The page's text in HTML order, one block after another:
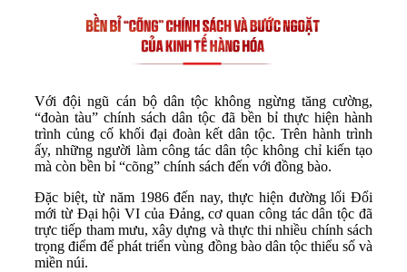
Với đội ngũ cán bộ dân tộc không ngừng tăng cường,
“đoàn tàu” chính sách dân tộc đã bền bỉ thực hiện hành
trình củng cố khối đại đoàn kết dân tộc. Trên hành trình
ấy, những người làm công tác dân tộc không chỉ kiến tạo
mà còn bền bỉ “cõng” chính sách đến với đồng bào.
Đặc biệt, từ năm 1986 đến nay, thực hiện đường lối Đổi
mới từ Đại hội VI của Đảng, cơ quan công tác dân tộc đã
trực tiếp tham mưu, xây dựng và thực thi nhiều chính sách
trọng điểm để phát triển vùng đồng bào dân tộc thiểu số và
miền núi.